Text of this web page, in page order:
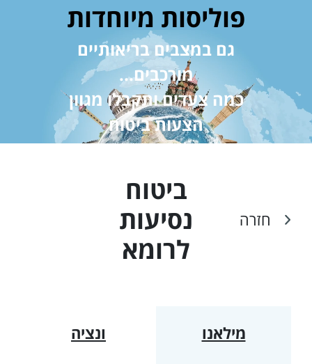
פוליסות מיוחדות
גם במצבים בריאותיים
מורכבים...
כמה צעדים ותקבלו מגוון
הצעות ביטוח
חזרה
ביטוח
נסיעות
לרומא
מילאנו ונציה